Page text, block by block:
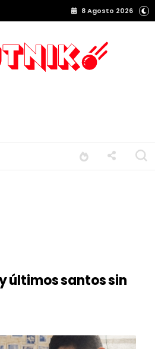
8 Agosto 2026
últimos santos sin